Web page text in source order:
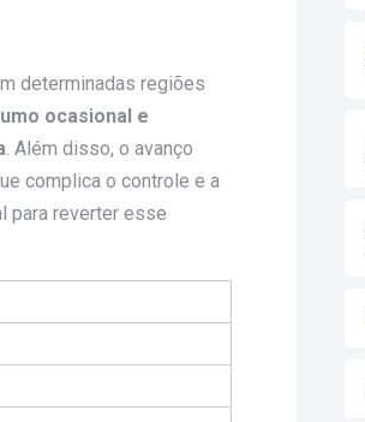
determinadas regiões
ocasional e
. Além disso, o avanço
complica o controle e a
para reverter esse